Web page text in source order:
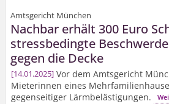
Amtsgericht München
Nachbar erhält 300 Euro
stressbedingte
gegen die Decke
14.01.2025 Vor dem Amtsgericht
Mieterinnen eines
gegenseitiger Lärmbelästigungen.